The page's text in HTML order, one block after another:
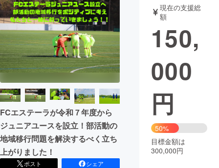
アート・写真 音楽
テクノロジー・ガジェット ゲーム・サ
映像・映画
ビジネス・起業
まちづくり・地域活性化
CAMPFIRE for Social Good
CAMPFIRE Creation
CAMPFIREふるさと納税machi-ya コミュニティ
FCエステーラが令和７年度から
ジュニアユースを設立！部活動の
地域移行問題を解決するべく立ち
上がりました！
ポスト
シェア
現在の支援総
額
150,
000
円
50%
目標金額は
300,000円